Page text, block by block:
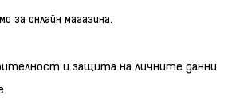
за онлайн магазина.
и защита на личните данни